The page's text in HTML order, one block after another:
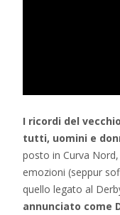
I ricordi del
tutti, uomini e
posto in Curva
emozioni (seppur
quello legato al
annunciato come